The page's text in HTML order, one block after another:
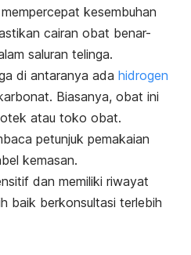
kesembuhan
cairan obat benar-
saluran telinga.
di antaranya ada hidrogen
Biasanya, obat ini
atau toko obat.
petunjuk pemakaian
kemasan.
dan memiliki riwayat
baik berkonsultasi terlebih